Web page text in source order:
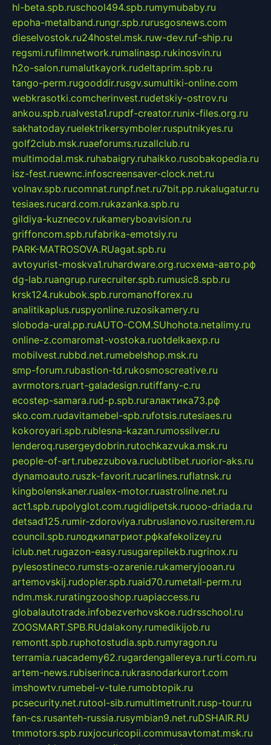
hl-beta.spb.ruschool494.spb.rumymubaby.ru
epoha-metalband.rungr.spb.rurusgosnews.com
dieselvostok.ru24hostel.msk.ruw-dev.ruf-ship.ru
regsmi.rufilmnetwork.rumalinasp.rukinosvin.ru
h2o-salon.rumalutkayork.rudeltaprim.spb.ru
tango-perm.rugooddir.rusgv.sumultiki-online.com
webkrasotki.comcherinvest.rudetskiy-ostrov.ru
ankou.spb.rualvesta1.rupdf-creator.runix-files.org.ru
sakhatoday.ruelektrikersymboler.rusputnikyes.ru
golf2club.msk.ruaeforums.ruzallclub.ru
multimodal.msk.ruhabaigry.ruhaikko.rusobakopedia.ru
isz-fest.ruewnc.infoscreensaver-clock.net.ru
volnav.spb.rucomnat.runpf.net.ru7bit.pp.rukalugatur.ru
tesiaes.rucard.com.rukazanka.spb.ru
gildiya-kuznecov.rukameryboavision.ru
griffoncom.spb.rufabrika-emotsiy.ru
PARK-MATROSOVA.RUagat.spb.ru
avtoyurist-moskva1.ruhardware.org.ruсхема-авто.рф
dg-lab.ruangrup.rurecruiter.spb.rumusic8.spb.ru
krsk124.rukubok.spb.ruromanofforex.ru
analitikaplus.ruspyonline.ruzosikamery.ru
sloboda-ural.pp.ruAUTO-COM.SUhohota.netalimy.ru
online-z.comaromat-vostoka.ruotdelkaexp.ru
mobilvest.rubbd.net.rumebelshop.msk.ru
smp-forum.rubastion-td.rukosmoscreative.ru
avrmotors.ruart-galadesign.rutiffany-c.ru
ecostep-samara.rud-p.spb.ruгалактика73.рф
sko.com.rudavitamebel-spb.rufotsis.rutesiaes.ru
kokoroyari.spb.rublesna-kazan.rumossilver.ru
lenderoq.rusergeydobrin.rutochkazvuka.msk.ru
people-of-art.rubezzubova.ruclubtibet.ruorior-aks.ru
dynamoauto.ruszk-favorit.rucarlines.ruflatnsk.ru
kingbolenskaner.rualex-motor.ruastroline.net.ru
act1.spb.rupolyglot.com.rugidlipetsk.ruooo-driada.ru
detsad125.rumir-zdoroviya.rubruslanovo.rusiterem.ru
council.spb.ruлодкипатриот.рфkafekolizey.ru
iclub.net.rugazon-easy.rusugarepilekb.rugrinox.ru
pylesostineco.rumsts-ozarenie.rukameryjooan.ru
artemovskij.rudopler.spb.ruaid70.rumetall-perm.ru
ndm.msk.ruratingzooshop.ruapiaccess.ru
globalautotrade.infobezverhovskoe.rudrsschool.ru
ZOOSMART.SPB.RUdalakony.rumedikijob.ru
remontt.spb.ruphotostudia.spb.rumyragon.ru
terramia.ruacademy62.rugardengallereya.rurti.com.ru
artem-news.rubiserinca.rukrasnodarkurort.com
imshowtv.rumebel-v-tule.rumobtopik.ru
pcsecurity.net.rutool-sib.rumultimetrunit.rusp-tour.ru
fan-cs.rusanteh-russia.rusymbian9.net.ruDSHAIR.RU
tmmotors.spb.ruxjocuricopii.commusavtomat.msk.ru